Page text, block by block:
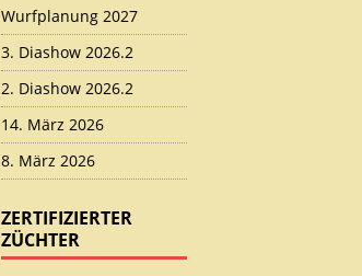
Wurfplanung 2027
3. Diashow 2026.2
2. Diashow 2026.2
14. März 2026
8. März 2026
ZERTIFIZIERTER
ZÜCHTER